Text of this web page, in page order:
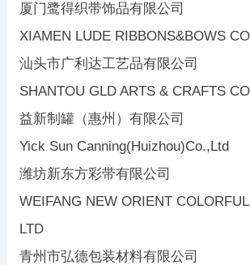
厦门鹭得织带饰品有限公司
XIAMEN LUDE RIBBONS&BOWS
汕头市广利达工艺品有限公司
SHANTOU GLD ARTS & CRAFTS
益新制罐（惠州）有限公司
Yick Sun Canning(Huizhou)Co.,Ltd
潍坊新东方彩带有限公司
WEIFANG NEW ORIENT
LTD
青州市弘德包装材料有限公司